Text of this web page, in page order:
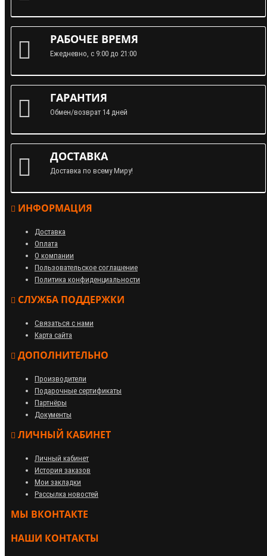
РАБОЧЕЕ ВРЕМЯ
Ежедневно, с 9:00 до 21:00
ГАРАНТИЯ
Обмен/возврат 14 дней
ДОСТАВКА
Доставка по всему Миру!
ИНФОРМАЦИЯ
Доставка
Оплата
О компании
Пользовательское соглашение
Политика конфиденциальности
СЛУЖБА ПОДДЕРЖКИ
Связаться с нами
Карта сайта
ДОПОЛНИТЕЛЬНО
Производители
Подарочные сертификаты
Партнёры
Документы
ЛИЧНЫЙ КАБИНЕТ
Личный кабинет
История заказов
Мои закладки
Рассылка новостей
МЫ ВКОНТАКТЕ
НАШИ КОНТАКТЫ